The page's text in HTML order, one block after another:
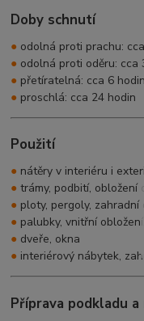
Doby schnutí
● odolná proti prachu:
● odolná proti oděru: cca
● přetíratelná: cca 6 hodin
● proschlá: cca 24 hodin
Použití
● nátěry v interiéru i
● trámy, podbití, obložení
● ploty, pergoly, zahradní
● palubky, vnitřní obložení,
● dveře, okna
● interiérový nábytek,
Příprava podkladu a